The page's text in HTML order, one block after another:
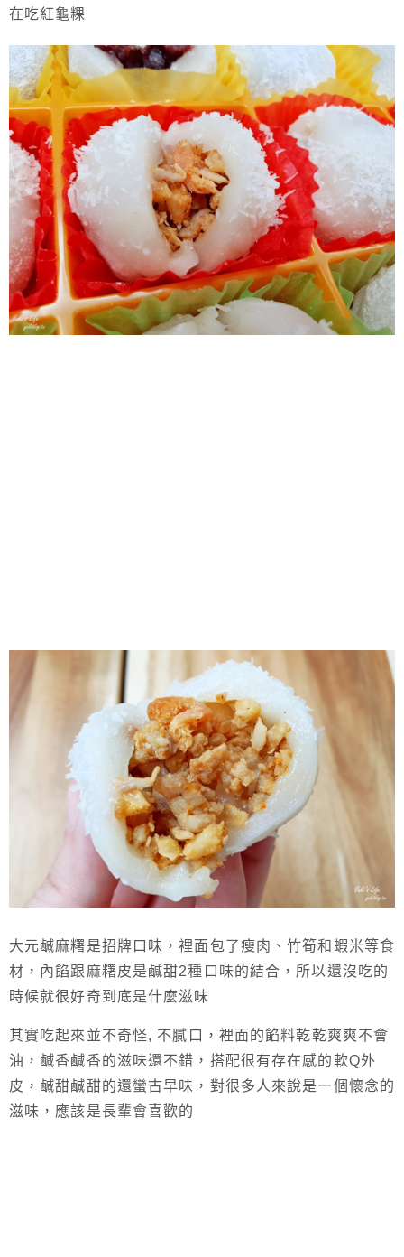
在吃紅龜粿
大元鹹麻糬是招牌口味，裡面包了瘦肉、竹筍和蝦米等食
材，內餡跟麻糬皮是鹹甜2種口味的結合，所以還沒吃的
時候就很好奇到底是什麼滋味
其實吃起來並不奇怪, 不膩口，裡面的餡料乾乾爽爽不會
油，鹹香鹹香的滋味還不錯，搭配很有存在感的軟Q外
皮，鹹甜鹹甜的還蠻古早味，對很多人來說是一個懷念的
滋味，應該是長輩會喜歡的